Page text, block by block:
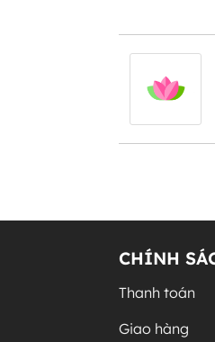
CHÍNH
Thanh toán
Giao hàng